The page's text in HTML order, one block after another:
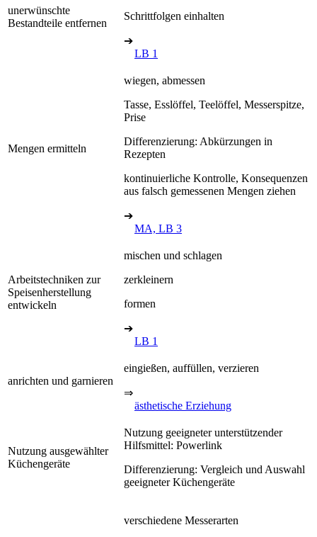
unerwünschte
Bestandteile entfernen
Schrittfolgen einhalten
➔
LB 1
Mengen ermitteln
wiegen, abmessen
Tasse, Esslöffel, Teelöffel, Messerspitze,
Prise
Differenzierung: Abkürzungen in
Rezepten
kontinuierliche Kontrolle, Konsequenzen
aus falsch gemessenen Mengen ziehen
➔
MA, LB 3
Arbeitstechniken zur
Speisenherstellung
entwickeln
mischen und schlagen
zerkleinern
formen
➔
LB 1
anrichten und garnieren
eingießen, auffüllen, verzieren
⇒
ästhetische Erziehung
Nutzung ausgewählter
Küchengeräte
Nutzung geeigneter unterstützender
Hilfsmittel: Powerlink
Differenzierung: Vergleich und Auswahl
geeigneter Küchengeräte
verschiedene Messerarten